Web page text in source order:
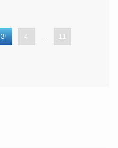
3 4 11